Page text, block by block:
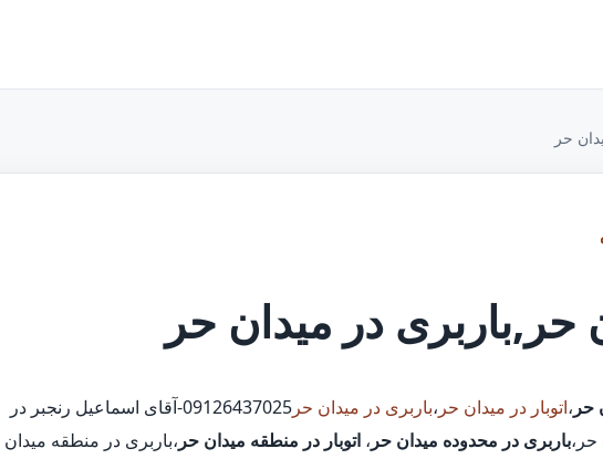
حر
حر,باربری در میدان حر
حر ،اتوبار در میدان حر ،باربری در میدان حر
09126437025-آقای اسماعیل رنجبر در
حر،باربری در محدوده میدان حر ، اتوبار در منطقه میدان حر ،باربری در منطقه میدان